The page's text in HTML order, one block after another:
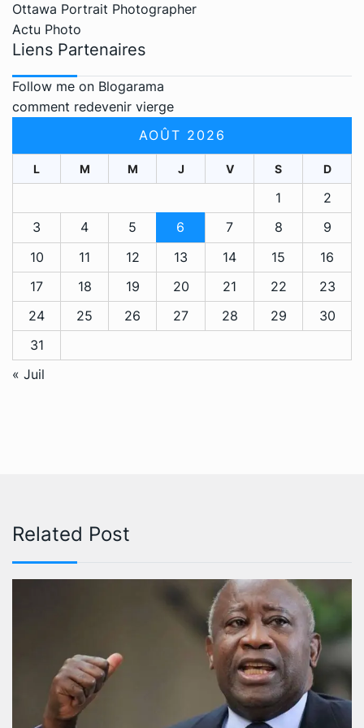
Ottawa Portrait Photographer
Actu Photo
Liens Partenaires
Follow me on Blogarama
comment redevenir vierge
AOÛT 2026
L M M J V S D
1
2
3
4 5 6 7 8
9
10
11 12 13 14 15
16
17
18 19 20 21 22
23
24
25 26 27 28 29
30
31
« Juil
Related Post